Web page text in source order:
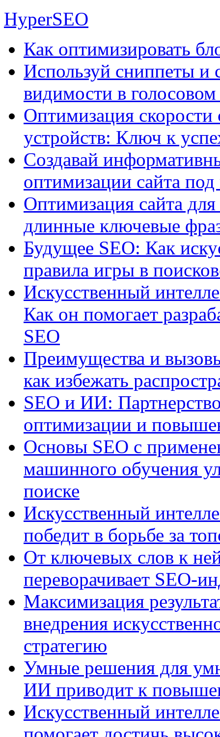
HyperSEO
Как оптимизировать
Используй сниппеты и
видимости в
Оптимизация
устройств: Ключ к
Создавай
оптимизации сайта
Оптимизация сайта
длинные ключевые
Будущее SEO: Как
правила игры в
Искусственный
Как он помогает
SEO
Преимущества и
как избежать
SEO и ИИ:
оптимизации и
Основы SEO с
машинного обучения
поиске
Искусственный
победит в борьбе за
От ключевых слов к
переворачивает SEO-
Максимизация
внедрения
стратегию
Умные решения для
ИИ приводит к
Искусственный